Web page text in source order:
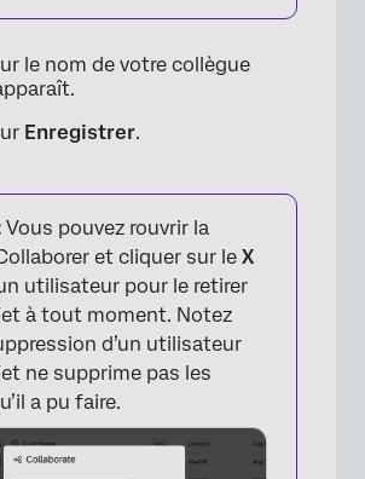
×
le nom de votre collègue
Enregistrer.
Vous pouvez rouvrir la
et cliquer sur le X
utilisateur pour le retirer
à tout moment. Notez
d’un utilisateur
ne supprime pas les
a pu faire.